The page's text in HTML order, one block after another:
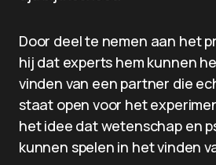
Door deel te nemen aan het
hij dat experts hem kunnen
vinden van een partner die
staat open voor het
het idee dat wetenschap en
kunnen spelen in het vinden